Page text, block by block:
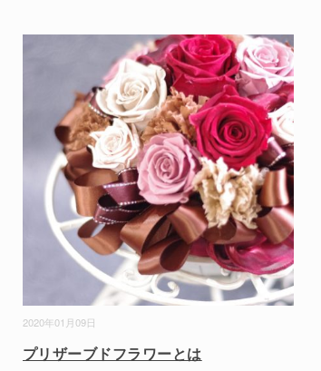
2020年01月09日
プリザーブドフラワーとは